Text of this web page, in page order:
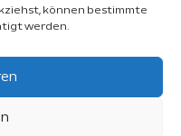
können bestimmte
werden.